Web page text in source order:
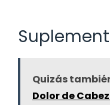
Quizás
Dolor de